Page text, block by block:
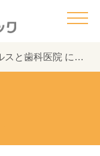
にお答えしました - ヨリタ歯科クリニック